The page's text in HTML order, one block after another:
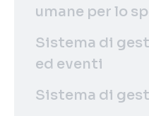
umane per lo
Sistema di
ed eventi
Sistema di